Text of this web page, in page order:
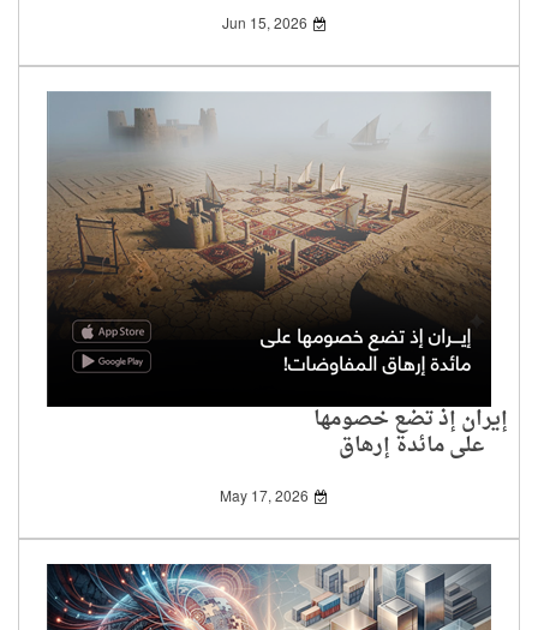
Jun 15, 2026
إيران إذ تضع خصومها
على مائدة إرهاق
المفاوضات!
May 17, 2026